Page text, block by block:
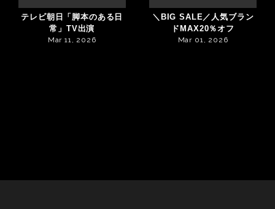
テレビ朝日「脚本のある日
常」TV出演
Mar 11, 2026
＼BIG SALE／人気ブラン
ドMAX20％オフ
Mar 01, 2026